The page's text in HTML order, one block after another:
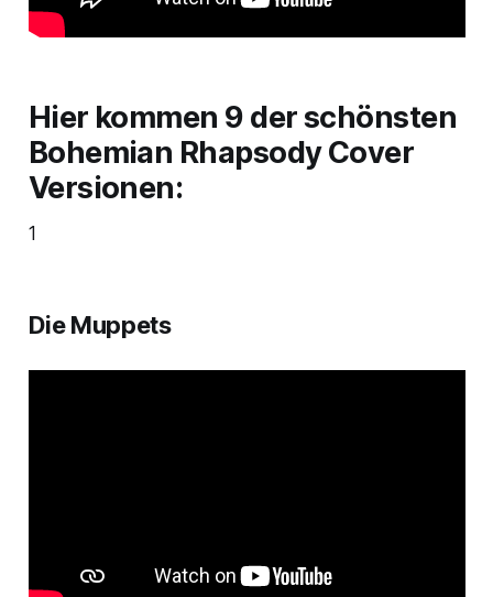
Hier kommen 9 der schönsten
Bohemian RhapsodyCover
Versionen:
1
Die Muppets